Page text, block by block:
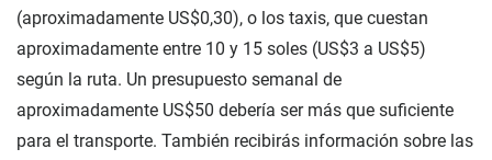
(aproximadamente US$0,30), o los taxis, que cuestan
aproximadamente entre 10 y 15 soles (US$3 a US$5)
según la ruta. Un presupuesto semanal de
aproximadamente US$50 debería ser más que suficiente
para el transporte. También recibirás información sobre las